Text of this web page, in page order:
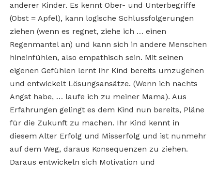
anderer Kinder. Es kennt Ober- und Unterbegriffe
(Obst = Apfel), kann logische Schlussfolgerungen
ziehen (wenn es regnet, ziehe ich … einen
Regenmantel an) und kann sich in andere Menschen
hineinfühlen, also empathisch sein. Mit seinen
eigenen Gefühlen lernt Ihr Kind bereits umzugehen
und entwickelt Lösungsansätze. (Wenn ich nachts
Angst habe, … laufe ich zu meiner Mama). Aus
Erfahrungen gelingt es dem Kind nun bereits, Pläne
für die Zukunft zu machen. Ihr Kind kennt in
diesem Alter Erfolg und Misserfolg und ist nunmehr
auf dem Weg, daraus Konsequenzen zu ziehen.
Daraus entwickeln sich Motivation und